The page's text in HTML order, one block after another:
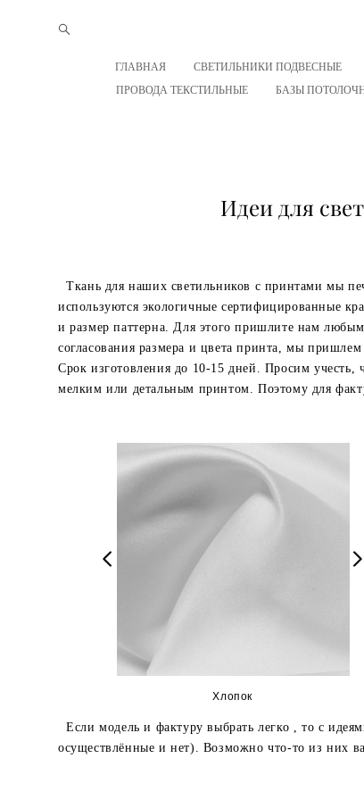
ГЛАВНАЯ СВЕТИЛЬНИКИ ПОДВЕСНЫЕ
ПРОВОДА ТЕКСТИЛЬНЫЕ
БАЗЫ
Идеи для
Ткань для наших светильников с принтами мы
используются экологичные сертифицированные
и размер паттерна. Для этого пришлите нам
согласования размера и цвета принта, мы
Срок изготовления до 10-15 дней. Просим
мелким или детальным принтом. Поэтому для
Хлопок
Если модель и фактуру выбрать легко , то с
осуществлённые и нет). Возможно что-то из них